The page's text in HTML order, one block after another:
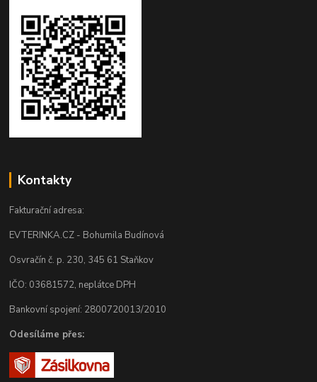
Kontakty
Fakturační adresa:
EVTERINKA.CZ - Bohumila Budínová
Osvračín č. p. 230, 345 61 Staňkov
IČO: 03681572, neplátce DPH
Bankovní spojení: 2800720013/2010
Odesíláme přes: